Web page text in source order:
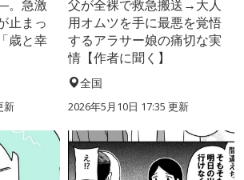
。急激
止まっ
歳と幸
新
父が全裸で救急搬送→大人
用オムツを手に最悪を覚悟
するアラサー娘の痛切な実
情【作者に聞く】
全国
2026年5月10日 17:35 更新